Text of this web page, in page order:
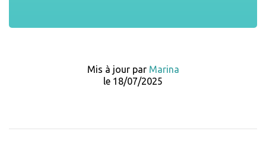
Mis à jour par Marina
le 18/07/2025